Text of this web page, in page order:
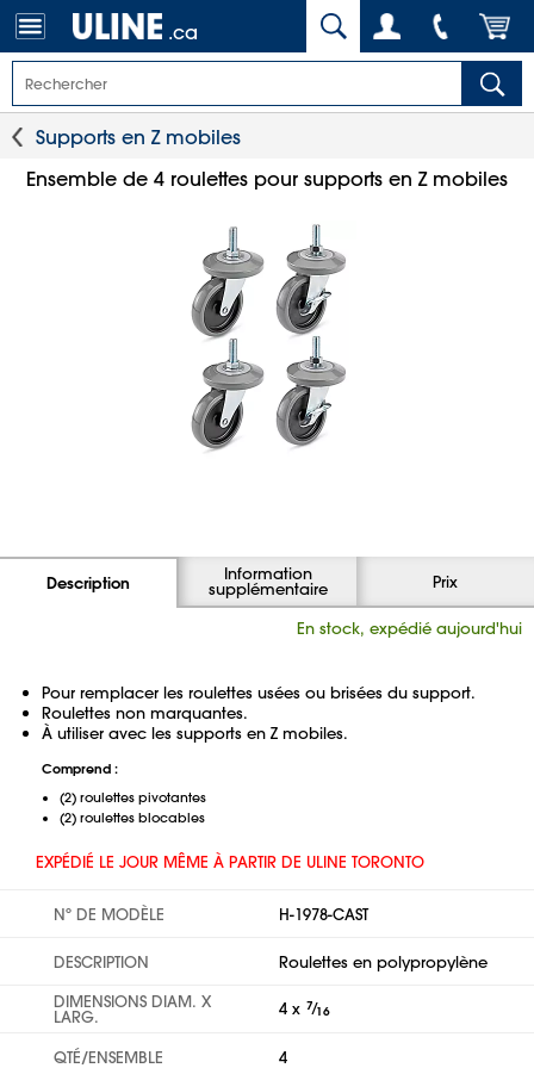
.ca
Supports en Z mobiles
Ensemble de 4 roulettes pour supports en Z mobiles
Description Information
supplémentaire Prix
En stock, expédié aujourd'hui
Pour remplacer les roulettes usées ou brisées du support.
Roulettes non marquantes.
À utiliser avec les supports en Z mobiles.
Comprend :
(2) roulettes pivotantes
(2) roulettes blocables
EXPÉDIÉ LE JOUR MÊME À PARTIR DE ULINE TORONTO
Nº DE MODÈLE H-1978-CAST
DESCRIPTION
Roulettes en polypropylène
DIMENSIONS DIAM. X
LARG. 4 x 7⁄16
QTÉ/ENSEMBLE 4